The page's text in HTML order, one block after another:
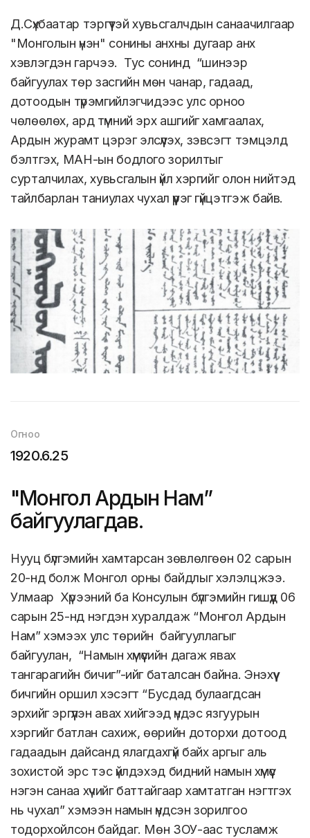
Д.Сүхбаатар тэргүүтэй хувьсгалчдын санаачилгаар
"Монголын үнэн" сонины анхны дугаар анх
хэвлэгдэн гарчээ. Тус сонинд “шинээр
байгуулах төр засгийн мөн чанар, гадаад,
дотоодын түрэмгийлэгчидээс улс орноо
чөлөөлөх, ард түмний эрх ашгийг хамгаалах,
Ардын журамт цэрэг элсүүлэх, зэвсэгт тэмцэлд
бэлтгэх, МАН-ын бодлого зорилтыг
сурталчилах, хувьсгалын үйл хэргийг олон нийтэд
тайлбарлан таниулах чухал үүрэг гүйцэтгэж байв.
Огноо
1920.6.25
"Монгол Ардын Нам”
байгуулагдав.
Нууц бүлгэмийн хамтарсан зөвлөлгөөн 02 сарын
20-нд болж Монгол орны байдлыг хэлэлцжээ.
Улмаар Хүрээний ба Консулын бүлгэмийн гишүүд 06
сарын 25-нд нэгдэн хуралдаж “Монгол Ардын
Нам” хэмээх улс төрийн байгууллагыг
байгуулан, “Намын хүмүүсийн дагаж явах
тангарагийн бичиг”-ийг баталсан байна. Энэхүү
бичгийн оршил хэсэгт “Бусдад булаагдсан
эрхийг эргүүлэн авах хийгээд үндэс язгуурын
хэргийг батлан сахиж, өөрийн доторхи дотоод
гадаадын дайсанд ялагдахгүй байх аргыг аль
зохистой эрс тэс үйлдэхэд бидний намын хүмүүс
нэгэн санаа хүчийг баттайгаар хамтатган нэгтгэх
нь чухал” хэмээн намын үндсэн зорилгоо
тодорхойлсон байдаг. Мөн ЗОУ-аас тусламж